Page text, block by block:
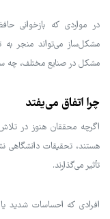
در مواردی که بازخوانی
مشکل‌ساز می‌تواند منجر به
مشکل در صنایع مختلف، چه
چرا اتفاق می‌یفتد
اگرچه محققان هنوز در تلاش
هستند، تحقیقات دانشگاهی
تأثیر می‌گذارند.
افرادی که احساسات شدید یا